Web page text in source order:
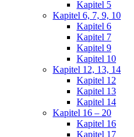
Kapitel 5
Kapitel 6, 7, 9, 10
Kapitel 6
Kapitel 7
Kapitel 9
Kapitel 10
Kapitel 12, 13, 14
Kapitel 12
Kapitel 13
Kapitel 14
Kapitel 16 – 20
Kapitel 16
Kapitel 17